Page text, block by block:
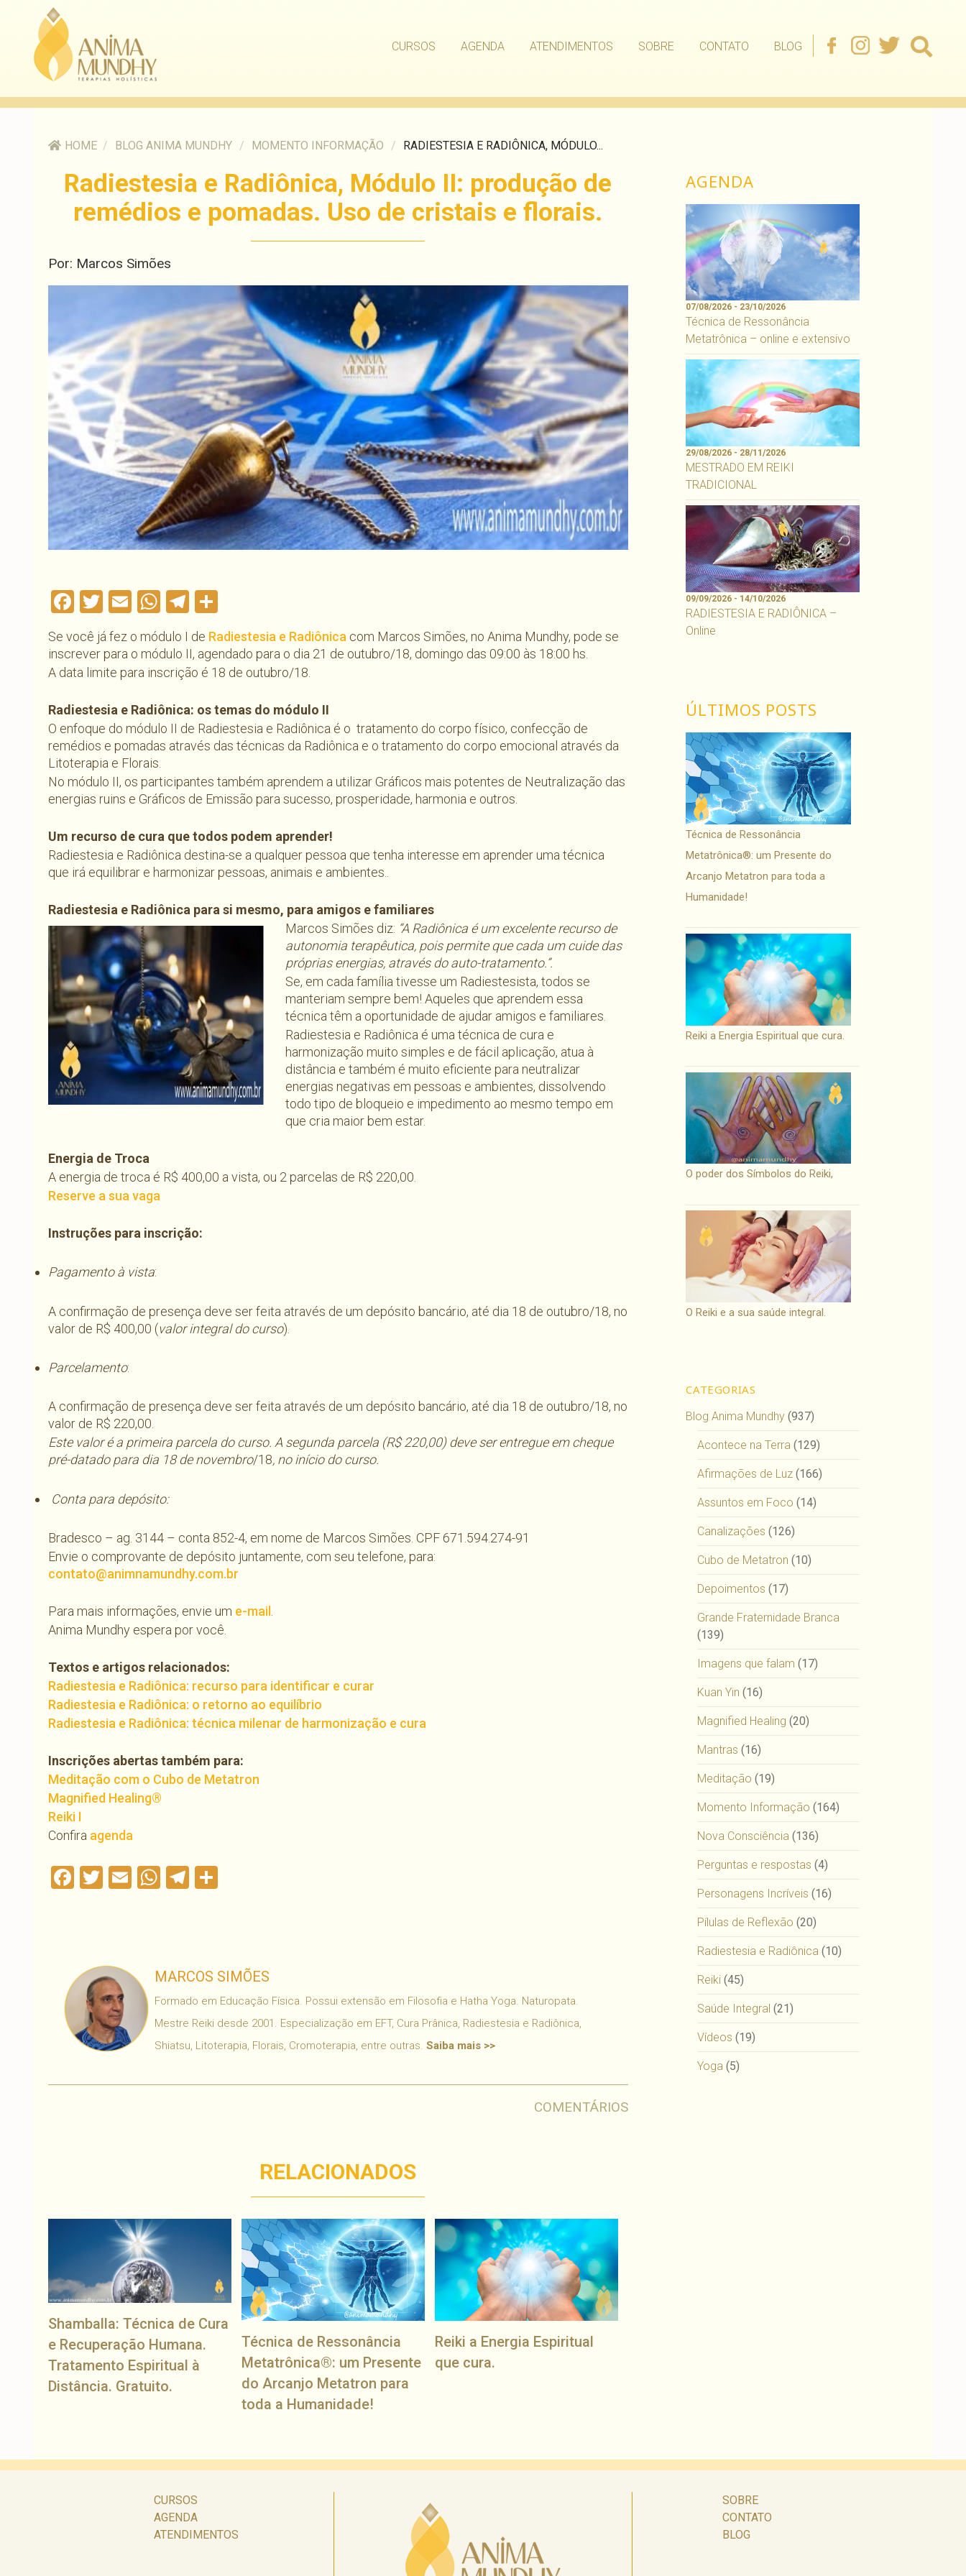
CURSOS AGENDA ATENDIMENTOS SOBRE CONTATO BLOG
HOME / BLOG ANIMA MUNDHY / MOMENTO INFORMAÇÃO / RADIESTESIA E RADIÔNICA, MÓDULO...
Radiestesia e Radiônica, Módulo II: produção de
remédios e pomadas. Uso de cristais e florais.
Por: Marcos Simões
Facebook
Twitter
EmailWhatsApp
Telegram
Se você já fez o módulo I de Radiestesia e Radiônica com Marcos Simões, no Anima Mundhy, pode se
inscrever para o módulo II, agendado para o dia 21 de outubro/18, domingo das 09:00 às 18:00 hs.
A data limite para inscrição é 18 de outubro/18.
Radiestesia e Radiônica: os temas do módulo II
O enfoque do módulo II de Radiestesia e Radiônica é o tratamento do corpo físico, confecção de
remédios e pomadas através das técnicas da Radiônica e o tratamento do corpo emocional através da
Litoterapia e Florais.
No módulo II, os participantes também aprendem a utilizar Gráficos mais potentes de Neutralização das
energias ruins e Gráficos de Emissão para sucesso, prosperidade, harmonia e outros.
Um recurso de cura que todos podem aprender!
Radiestesia e Radiônica destina-se a qualquer pessoa que tenha interesse em aprender uma técnica
que irá equilibrar e harmonizar pessoas, animais e ambientes..
Radiestesia e Radiônica para si mesmo, para amigos e familiares
Marcos Simões diz: “A Radiônica é um excelente recurso de
autonomia terapêutica, pois permite que cada um cuide das
próprias energias, através do auto-tratamento.”.
Se, em cada família tivesse um Radiestesista, todos se
manteriam sempre bem! Aqueles que aprendem essa
técnica têm a oportunidade de ajudar amigos e familiares.
Radiestesia e Radiônica é uma técnica de cura e
harmonização muito simples e de fácil aplicação, atua à
distância e também é muito eficiente para neutralizar
energias negativas em pessoas e ambientes, dissolvendo
todo tipo de bloqueio e impedimento ao mesmo tempo em
que cria maior bem estar.
Energia de Troca
A energia de troca é R$ 400,00 a vista, ou 2 parcelas de R$ 220,00.
Reserve a sua vaga
Instruções para inscrição:
Pagamento à vista:
A confirmação de presença deve ser feita através de um depósito bancário, até dia 18 de outubro/18, no
valor de R$ 400,00 (valor integral do curso).
Parcelamento:
A confirmação de presença deve ser feita através de um depósito bancário, até dia 18 de outubro/18, no
valor de R$ 220,00.
Este valor é a primeira parcela do curso. A segunda parcela (R$ 220,00) deve ser entregue em cheque
pré-datado para dia 18 de novembro/18, no início do curso.
Conta para depósito:
Bradesco – ag. 3144 – conta 852-4, em nome de Marcos Simões. CPF 671.594.274-91
Envie o comprovante de depósito juntamente, com seu telefone, para:
contato@animnamundhy.com.br
Para mais informações, envie um e-mail
Anima Mundhy espera por você.
Textos e artigos relacionados:
Radiestesia e Radiônica: recurso para identificar e curar
Radiestesia e Radiônica: o retorno ao equilíbrio
Radiestesia e Radiônica: técnica milenar de harmonização e cura
Inscrições abertas também para:
Meditação com o Cubo de Metatron
Magnified Healing®
Reiki I
Confira agenda
Facebook
Twitter
EmailWhatsApp
Telegram
MARCOS SIMÕES
Formado em Educação Física. Possui extensão em Filosofia e Hatha Yoga. Naturopata.
Mestre Reiki desde 2001. Especialização em EFT, Cura Prânica, Radiestesia e Radiônica,
Shiatsu, Litoterapia, Florais, Cromoterapia, entre outras. Saiba mais >>
COMENTÁRIOS
RELACIONADOS
Shamballa: Técnica de Cura
e Recuperação Humana.
Tratamento Espiritual à
Distância. Gratuito.
Técnica de Ressonância
Metatrônica®: um Presente
do Arcanjo Metatron para
toda a Humanidade!
Reiki a Energia Espiritual
que cura.
AGENDA
07/08/2026 - 23/10/2026
Técnica de Ressonância
Metatrônica – online e extensivo
29/08/2026 - 28/11/2026
MESTRADO EM REIKI
TRADICIONAL
09/09/2026 - 14/10/2026
RADIESTESIA E RADIÔNICA –
Online
ÚLTIMOS POSTS
Técnica de Ressonância
Metatrônica®: um Presente do
Arcanjo Metatron para toda a
Humanidade!
Reiki a Energia Espiritual que cura.
O poder dos Símbolos do Reiki,
O Reiki e a sua saúde integral.
CATEGORIAS
Blog Anima Mundhy (937)
Acontece na Terra (129)
Afirmações de Luz (166)
Assuntos em Foco (14)
Canalizações (126)
Cubo de Metatron (10)
Depoimentos (17)
Grande Fraternidade Branca
(139)
Imagens que falam (17)
Kuan Yin (16)
Magnified Healing (20)
Mantras (16)
Meditação (19)
Momento Informação (164)
Nova Consciência (136)
Perguntas e respostas (4)
Personagens Incríveis (16)
Pílulas de Reflexão (20)
Radiestesia e Radiônica (10)
Reiki (45)
Saúde Integral (21)
Vídeos (19)
Yoga (5)
CURSOS
AGENDA
ATENDIMENTOS
SOBRE
CONTATO
BLOG